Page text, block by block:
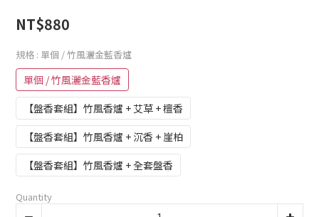
NT$880
規格 : 單個 / 竹風灑金藍香爐
單個 / 竹風灑金藍香爐
【盤香套組】竹風香爐 + 艾草 + 檀香
【盤香套組】竹風香爐 + 沉香 + 崖柏
【盤香套組】竹風香爐 + 全套盤香
Quantity